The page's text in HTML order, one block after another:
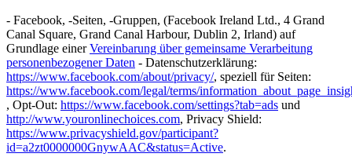
- Facebook, -Seiten, -Gruppen, (Facebook Ireland Ltd., 4 Grand
Canal Square, Grand Canal Harbour, Dublin 2, Irland) auf
Grundlage einerVereinbarung über gemeinsame Verarbeitung
personenbezogener Daten - Datenschutzerklärung:
https://www.facebook.com/about/privacy/, speziell für Seiten:
https://www.facebook.com/legal/terms/
, Opt-Out: https://www.facebook.com/settings?tab=ads und
http://www.youronlinechoices.com, Privacy Shield:
https://www.privacyshield.gov/participant?
id=a2zt0000000GnywAAC&status=Active.